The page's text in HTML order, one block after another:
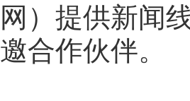
网 ）提供新闻
邀合作伙伴。